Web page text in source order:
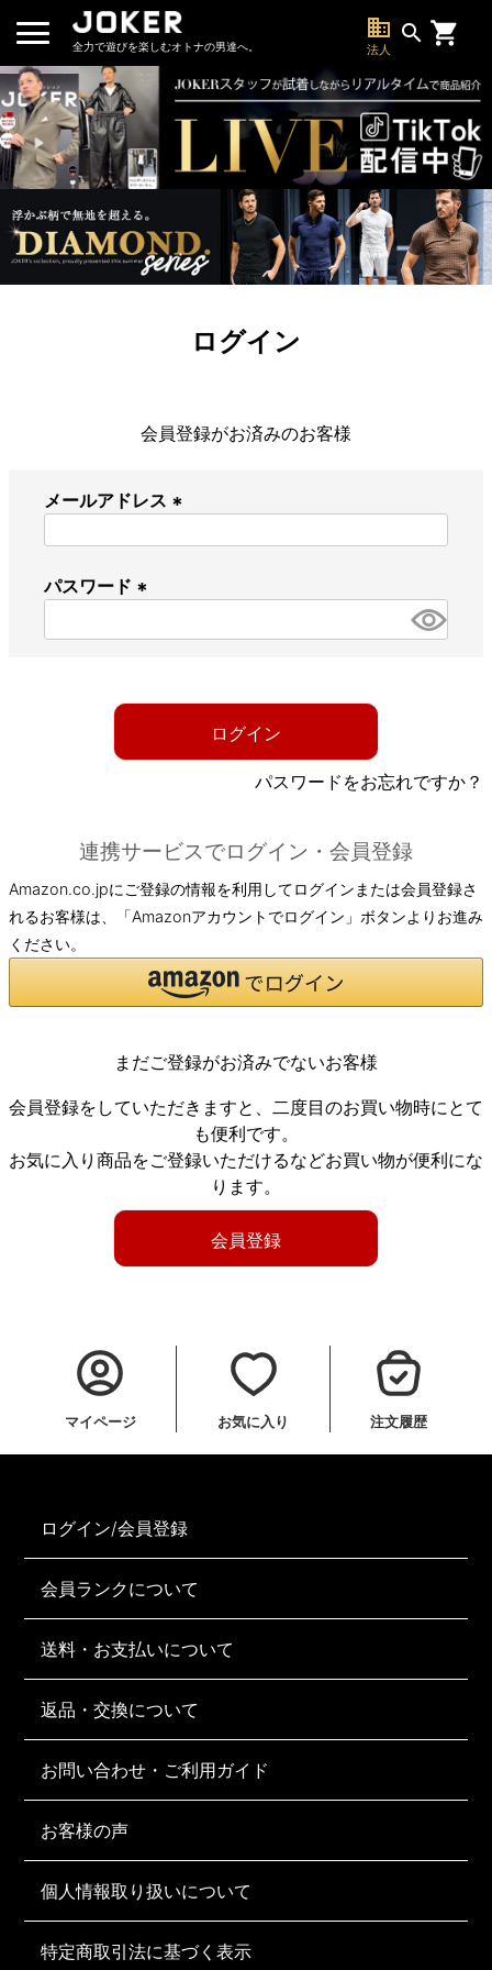
全力で遊びを楽しむオトナの男達へ。
business
法人
search
ログイン
会員登録がお済みのお客様
メールアドレス
パスワード
必
ログイン
パスワードをお忘れですか？
連携サービスでログイン・会員登録
Amazon.co.jpにご登録の情報を利用してログインまたは会員登録さ
れるお客様は、「Amazonアカウントでログイン」ボタンよりお進み
ください。
まだご登録がお済みでないお客様
会員登録をしていただきますと、二度目のお買い物時にとて
も便利です。
お気に入り商品をご登録いただけるなどお買い物が便利にな
ります。
会員登録
マイページ お気に入り 注文履歴
ログイン/会員登録
会員ランクについて
送料・お支払いについて
返品・交換について
お問い合わせ・ご利用ガイド
お客様の声
個人情報取り扱いについて
特定商取引法に基づく表示